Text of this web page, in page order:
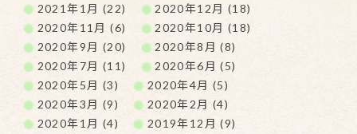
2021年1月 (22)
2020年12月 (18)
2020年11月 (6)
2020年10月 (18)
2020年9月 (20)
2020年8月 (8)
2020年7月 (11)
2020年6月 (5)
2020年5月 (3)
2020年4月 (5)
2020年3月 (9)
2020年2月 (4)
2020年1月 (4)
2019年12月 (9)